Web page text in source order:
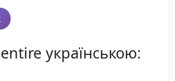
українською: